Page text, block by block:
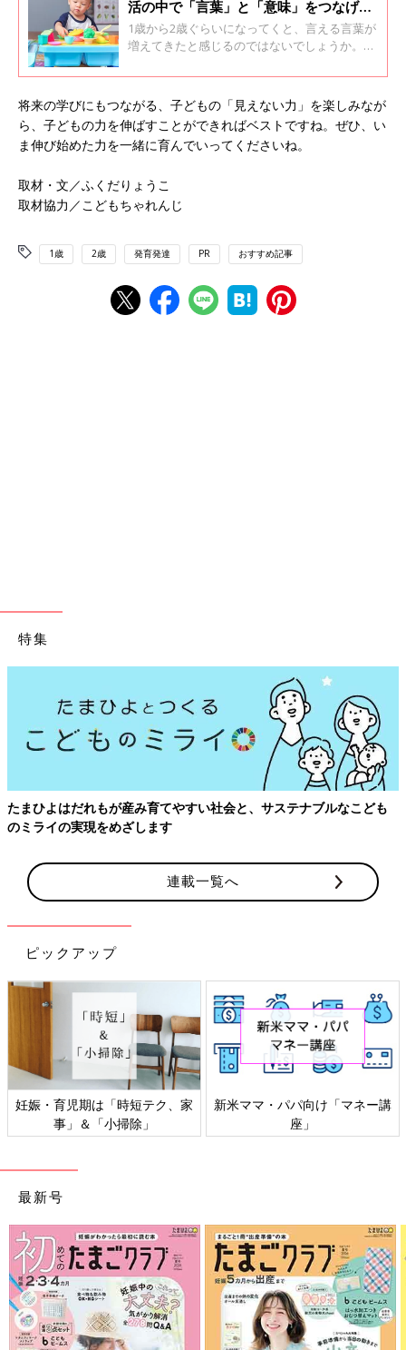
活の中で「言葉」と「意味」をつなげる
コミュニケ―ションをとろう！
1歳から2歳ぐらいになってくと、言える言葉が
増えてきたと感じるのではないでしょうか。し
って、言葉の意味を理解しているというわけで
はありません。1～2歳のころは抽象的なものを
頭の中でイメージをする力が未発達です。実物
を見て、聞いて、手で動かしながら、言葉と意
味を結びつける体験が大事になってきます。
将来の学びにもつながる、子どもの「見えない力」を楽しみなが
ら、子どもの力を伸ばすことができればベストですね。ぜひ、い
ま伸び始めた力を一緒に育んでいってくださいね。
取材・文／ふくだりょうこ
取材協力／こどもちゃれんじ
1歳 2歳 発育発達 PR おすすめ記事
特集
ルなこども
妊娠・出産・育児にかかる費用やもらえる補助金・助
やすく解説！
連載一覧へ
ピックアップ
け「マネー講
感染症対策、いますぐできるこ
「もしものとき
最新号